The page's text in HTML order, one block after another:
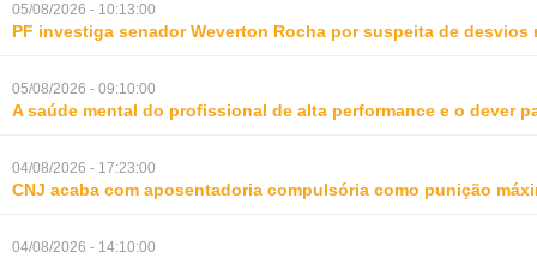
05/08/2026 - 10:13:00
PF investiga senador Weverton Rocha por suspeita de desvios
05/08/2026 - 09:10:00
A saúde mental do profissional de alta performance e o dever
04/08/2026 - 17:23:00
CNJ acaba com aposentadoria compulsória como punição
04/08/2026 - 14:10:00